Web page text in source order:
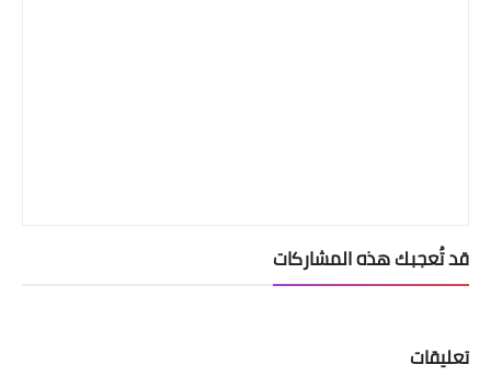
قد تُعجبك هذه المشاركات
تعليقات